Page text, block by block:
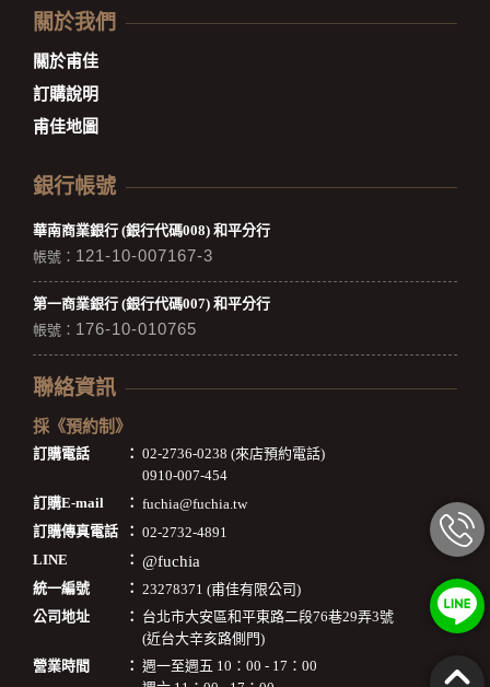
關於我們
關於甫佳
訂購說明
甫佳地圖
銀行帳號
華南商業銀行 (銀行代碼008) 和平分行
帳號： 121-10-007167-3
第一商業銀行 (銀行代碼007) 和平分行
帳號： 176-10-010765
聯絡資訊
採《預約制》
訂購電話 ： 02-2736-0238 (來店預約電話)
0910-007-454
訂購E-mail
： fuchia@fuchia.tw
訂購傳真電話
： 02-2732-4891
LINE
： @fuchia
統一編號 ： 23278371 (甫佳有限公司)
公司地址
： 台北市大安區和平東路二段76巷29弄3號
(近台大辛亥路側門)
營業時間
： 週一至週五 10：00 - 17：00